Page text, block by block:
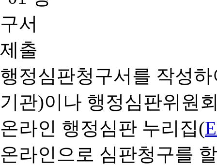
행정심판청구서를 작성
기관)이나 행정심판위원
온라인 행정심판 누리집(
온라인으로 심판청구를